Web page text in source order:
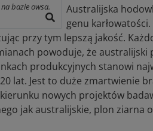
bazie owsa.
Australijska
genu
przy tym lepszą jakość.
powoduje, że australijski
produkcyjnych stanowi
lat. Jest to duże zmartwienie
nowych projektów
jak australijskie, plon ziarna